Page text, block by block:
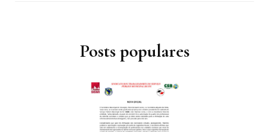
Posts populares